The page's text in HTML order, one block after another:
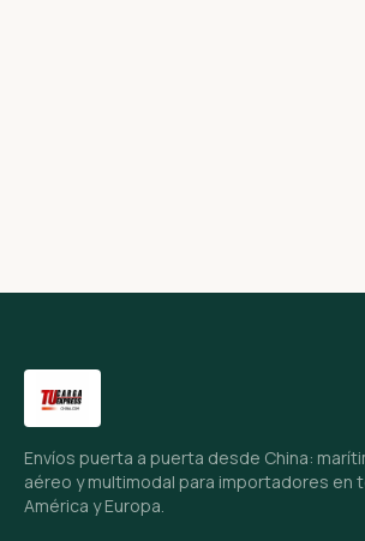
Envíos puerta a puerta desde China:
aéreo y multimodal para importadores en
América y Europa.